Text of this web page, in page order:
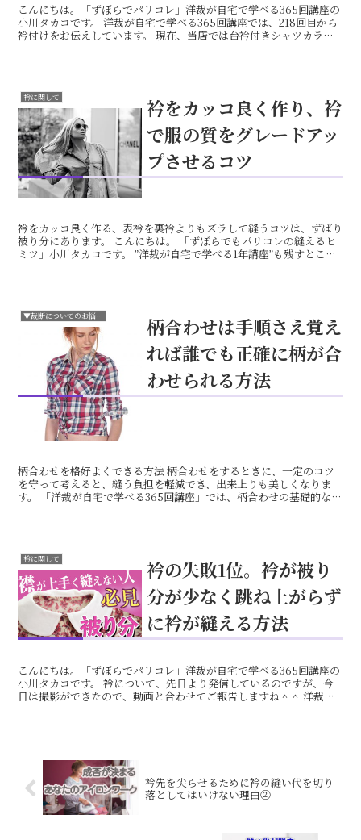
こんにちは。「ずぼらでパリコレ」洋裁が自宅で学べる365回講座の
小川タカコです。 洋裁が自宅で学べる365回講座では、218回目から
衿付けをお伝えしています。 現在、当店では台衿付きシャツカラー
衿に関して
衿をカッコ良く作り、衿
で服の質をグレードアッ
プさせるコツ
衿をカッコ良く作る、表衿を裏衿よりもズラして縫うコツは、ずばり
被り分にあります。 こんにちは。 「ずぼらでもパリコレの縫えるヒ
ミツ」小川タカコです。 ”洋裁が自宅で学べる1年講座”も残すところ
▼裁断についてのお悩み解決法
柄合わせは手順さえ覚え
れば誰でも正確に柄が合
わせられる方法
柄合わせを格好よくできる方法 柄合わせをするときに、一定のコツ
を守って考えると、縫う負担を軽減でき、出来上りも美しくなりま
す。 「洋裁が自宅で学べる365回講座」では、柄合わせの基礎的な考
衿に関して
衿の失敗1位。衿が被り
分が少なく跳ね上がらず
に衿が縫える方法
こんにちは。「ずぼらでパリコレ」洋裁が自宅で学べる365回講座の
小川タカコです。 衿について、先日より発信しているのですが、今
日は撮影ができたので、動画と合わせてご報告しますね＾＾ 洋裁が
衿先を尖らせるために衿の縫い代を切り
落としてはいけない理由②